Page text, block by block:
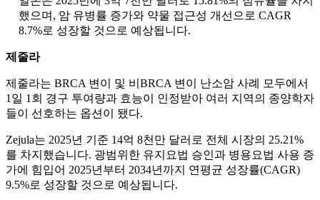
했으며, 암 유병률 증가와 약물 접근성 개선으로 CAGR
8.7%로 성장할 것으로 예상됩니다.
제줄라
제줄라는 BRCA 변이 및 비BRCA 변이 난소암 사례 모두에서
1일 1회 경구 투여량과 효능이 인정받아 여러 지역의 종양학자
들이 선호하는 옵션이 됐다.
Zejula는 2025년 기준 14억 8천만 달러로 전체 시장의 25.21%
를 차지했습니다. 광범위한 유지요법 승인과 병용요법 사용 증
가에 힘입어 2025년부터 2034년까지 연평균 성장률(CAGR)
9.5%로 성장할 것으로 예상됩니다.